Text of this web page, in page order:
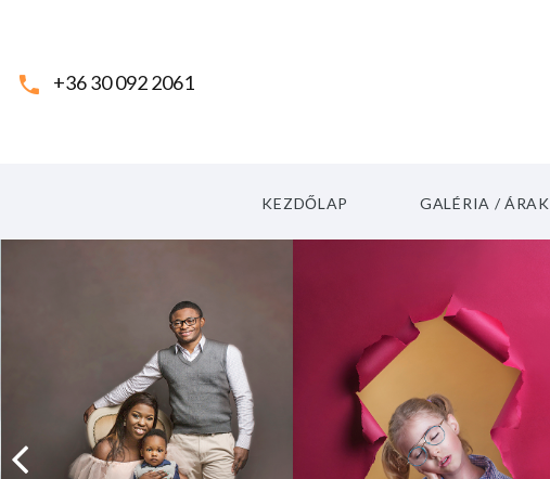
+36 30 092 2061
KEZDŐLAP GALÉRIA / ÁRAK